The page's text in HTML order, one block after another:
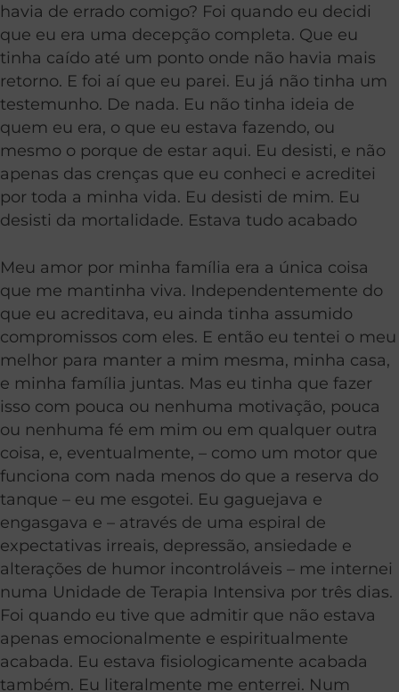
havia de errado comigo? Foi quando eu decidi
que eu era uma decepção completa. Que eu
tinha caído até um ponto onde não havia mais
retorno. E foi aí que eu parei. Eu já não tinha um
testemunho. De nada. Eu não tinha ideia de
quem eu era, o que eu estava fazendo, ou
mesmo o porque de estar aqui. Eu desisti, e não
apenas das crenças que eu conheci e acreditei
por toda a minha vida. Eu desisti de mim. Eu
desisti da mortalidade. Estava tudo acabado
Meu amor por minha família era a única coisa
que me mantinha viva. Independentemente do
que eu acreditava, eu ainda tinha assumido
compromissos com eles. E então eu tentei o meu
melhor para manter a mim mesma, minha casa,
e minha família juntas. Mas eu tinha que fazer
isso com pouca ou nenhuma motivação, pouca
ou nenhuma fé em mim ou em qualquer outra
coisa, e, eventualmente, – como um motor que
funciona com nada menos do que a reserva do
tanque – eu me esgotei. Eu gaguejava e
engasgava e – através de uma espiral de
expectativas irreais, depressão, ansiedade e
alterações de humor incontroláveis – me internei
numa Unidade de Terapia Intensiva por três dias.
Foi quando eu tive que admitir que não estava
apenas emocionalmente e espiritualmente
acabada. Eu estava fisiologicamente acabada
também. Eu literalmente me enterrei. Num